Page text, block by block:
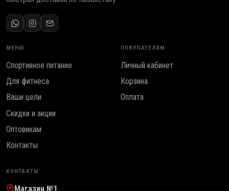
МЕНЮ
Спортивное питание
Для фитнеса
Ваши цели
Скидки и акции
Оптовикам
Контакты
ПОКУПАТЕЛЯМ
Личный кабинет
Корзина
Оплата
КОНТАКТЫ
Магазин №1